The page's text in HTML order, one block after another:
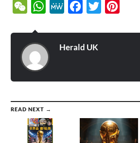
WeChatWhatsApp
MeWe Facebook
Twitter
Herald UK
READ NEXT →